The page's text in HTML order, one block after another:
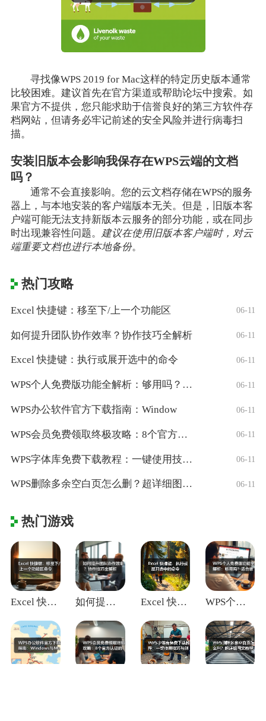
寻找像WPS 2019 for Mac这样的特定历史版本通常
比较困难。建议首先在官方渠道或帮助论坛中搜索。如
果官方不提供，您只能求助于信誉良好的第三方软件存
档网站，但请务必牢记前述的安全风险并进行病毒扫
描。
安装旧版本会影响我保存在WPS云端的文档
吗？
通常不会直接影响。您的云文档存储在WPS的服务
器上，与本地安装的客户端版本无关。但是，旧版本客
户端可能无法支持新版本云服务的部分功能，或在同步
时出现兼容性问题。 建议在使用旧版本客户端时，对云
端重要文档也进行本地备份。
热门攻略
Excel 快捷键：移至下/上一个功能区 06-11
如何提升团队协作效率？协作技巧全解析 06-11
Excel 快捷键：执行或展开选中的命令 06-11
WPS个人免费版功能全解析：够用吗？适合 06-11
WPS办公软件官方下载指南：Window 06-11
WPS会员免费领取终极攻略：8个官方认证 06-11
WPS字体库免费下载教程：一键使用技巧与 06-11
WPS删除多余空白页怎么删？超详细图文教 06-11
热门游戏
Excel 快捷键：移至下/上一个功能区 如何提升团队协作效率？协作技巧全解析 Excel 快捷键：执行或展开选中的命令 WPS个人免费版功能全解析：够用吗？适合